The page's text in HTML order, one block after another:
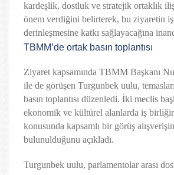
kardeşlik, dostluk ve stratejik ortaklık
önem verdiğini belirterek, bu ziyaretin
derinleşmesine katkı sağlayacağına
TBMM’de ortak basın toplantısı
Ziyaret kapsamında TBMM Başkanı
ile de görüşen Turgunbek uulu,
basın toplantısı düzenledi. İki meclis
ekonomik ve kültürel alanlarda iş
konusunda kapsamlı bir görüş
bulunulduğunu açıkladı.
Turgunbek uulu, parlamentolar arası